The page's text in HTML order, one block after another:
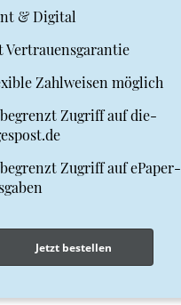
& Digital
Vertrauensgarantie
Zahlweisen möglich
Zugriff auf die-
Zugriff auf ePaper-
Jetzt bestellen